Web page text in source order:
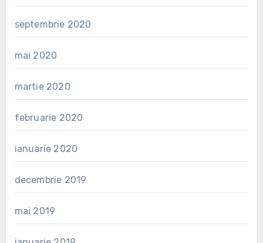
septembrie 2020
mai 2020
martie 2020
februarie 2020
ianuarie 2020
decembrie 2019
mai 2019